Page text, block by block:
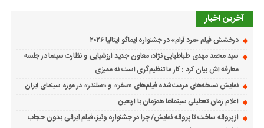
آخرین اخبار
درخشش فیلم «مرد آرام» در جشنواره ایماگو ایتالیا ۲۰۲۶
سید محمد مهدی طباطبایی نژاد، معاون جدید ارزشیابی و نظارت سینما در جلسه
معارفه اش بیان کرد : کار ما تنظیم‌گری است نه ممیزی
نمایش نسخه‌های مرمت‌شده فیلم‌های «سفر» و «سلندر» در موزه سینمای ایران
اعلام زمان تعطیلی سینماها همزمان با اربعین
از پروانه ساخت تا پروانه نمایش/ چرا در جشنواره ونیز، فیلم ایرانی بدون حجاب